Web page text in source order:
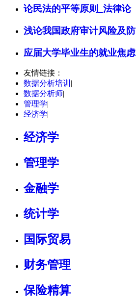
论民法的平等原则_法律论
浅论我国政府审计风险及防
应届大学毕业生的就业焦虑
友情链接：
数据分析培训 |
数据分析师|
管理学|
经济学|
经济学
管理学
金融学
统计学
国际贸易
财务管理
保险精算